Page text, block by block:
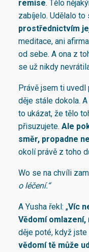
remise. Tělo
zabíjelo. Udělalo to
prostřednictvím
meditace, ani
od sebe. A ona z
se už nikdy
Právě jsem ti
děje stále dokola.
to ukázat, že tělo
přisuzujete. Ale
směr, propadne
okolí právě z toho
Wo se na chvíli
o léčení.“
A Yusha řekl: „Víc
Vědomí omlazení,
děje poté, když
vědomí tě může